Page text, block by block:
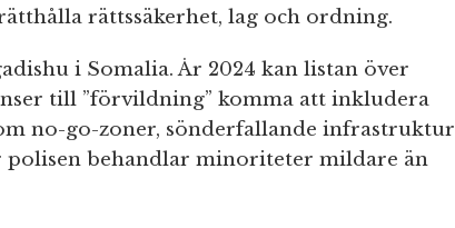
rättssäkerhet, lag och ordning.
i Somalia. År 2024 kan listan över
till ”förvildning” komma att inkludera
no-go-zoner, sönderfallande infrastruktur
polisen behandlar minoriteter mildare än